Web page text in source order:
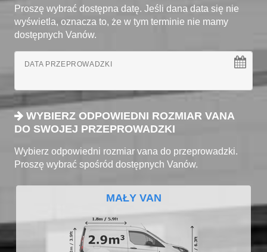
Proszę wybrać dostępna datę. Jeśli dana data się nie
wyświetla, oznacza to, że w tym terminie nie mamy
dostępnych Vanów.
DATA PRZEPROWADZKI
WYBIERZ ODPOWIEDNI ROZMIAR VANA
DO SWOJEJ PRZEPROWADZKI
Wybierz odpowiedni rozmiar vana do przeprowadzki.
Proszę wybrać spośród dostępnych Vanów.
MAŁY VAN